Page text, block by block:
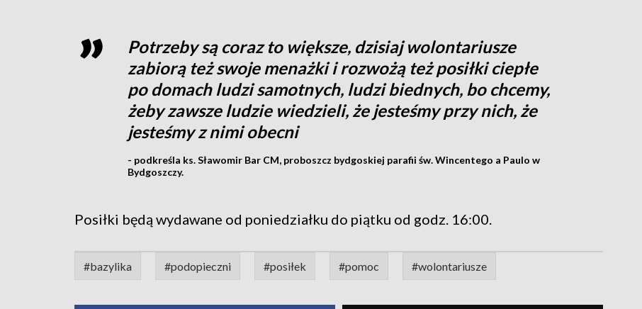
Potrzeby są coraz to większe, dzisiaj wolontariusze
zabiorą też swoje menażki i rozwożą też posiłki ciepłe
po domach ludzi samotnych, ludzi biednych, bo chcemy,
żeby zawsze ludzie wiedzieli, że jesteśmy przy nich, że
jesteśmy z nimi obecni
- podkreśla ks. Sławomir Bar CM, proboszcz bydgoskiej parafii św. Wincentego a Paulo w
Bydgoszczy.
Posiłki będą wydawane od poniedziałku do piątku od godz. 16:00.
#bazylika #podopieczni #posiłek #pomoc #wolontariusze